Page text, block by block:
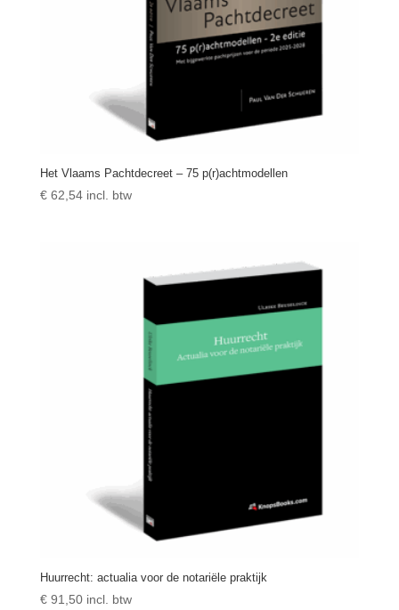
Het Vlaams Pachtdecreet – 75 p(r)achtmodellen
€62,54 incl. btw
Huurrecht: actualia voor de notariële praktijk
€91,50 incl. btw